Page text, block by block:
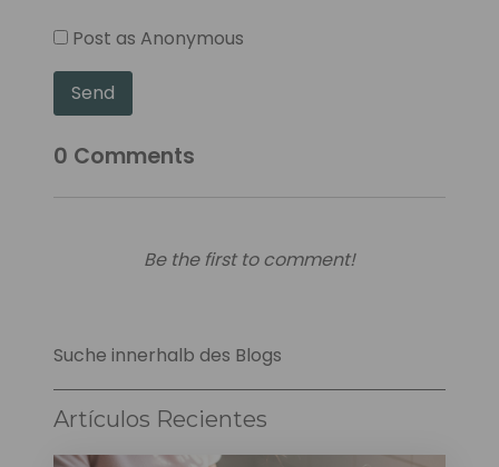
Post as Anonymous
Send
0 Comments
Be the first to comment!
Suche innerhalb des Blogs
Artículos Recientes